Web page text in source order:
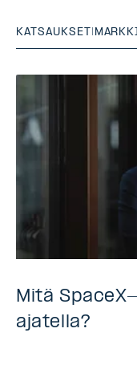
KATSAUKSET |
Mitä
ajatella?